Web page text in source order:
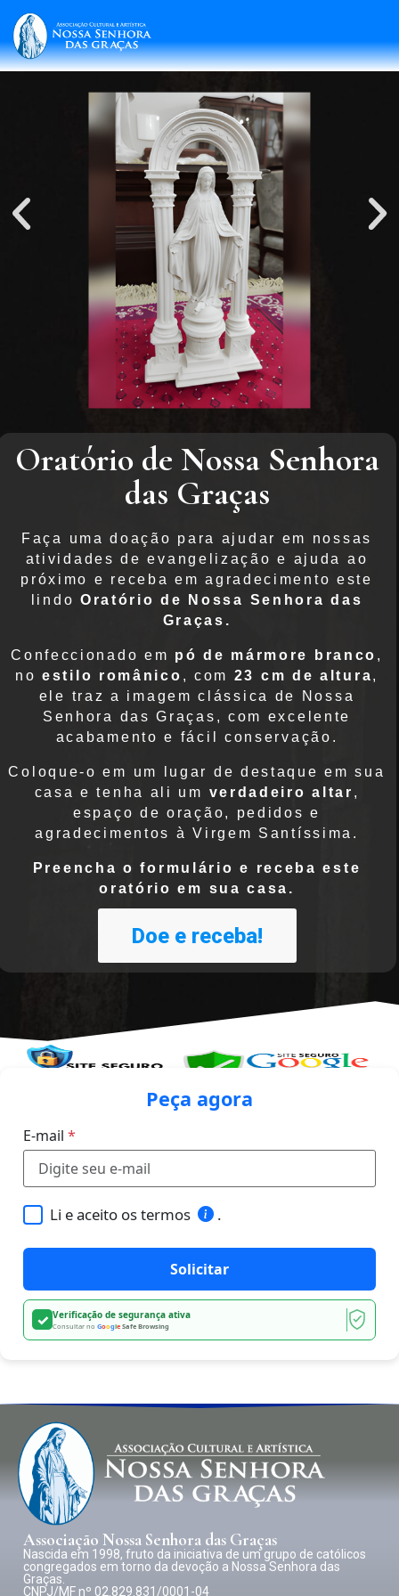
Oratório de Nossa Senhora
das Graças
Faça uma doação para ajudar em nossas
atividades de evangelização e ajuda ao
próximo e receba em agradecimento este
lindo Oratório de Nossa Senhora das
Graças.
Confeccionado em pó de mármore branco ,
noestilo românico , com 23 cm de altura,
ele traz a imagem clássica de Nossa
Senhora das Graças, com excelente
acabamento e fácil conservação.
Coloque-o em um lugar de destaque em sua
casa e tenha ali um verdadeiro altar ,
espaço de oração, pedidos e
agradecimentos à Virgem Santíssima.
Preencha o formulário e receba este
oratório em sua casa.
Doe e receba!
Peça agora
E-mail *
Li e aceito os termos .
Solicitar
✓ Verificação de segurança ativa
Consultar no Google Safe Browsing
Associação Nossa Senhora das Graças
Nascida em 1998, fruto da iniciativa de um grupo de católicos
congregados em torno da devoção a Nossa Senhora das
Graças.
CNPJ/MF nº 02.829.831/0001-04